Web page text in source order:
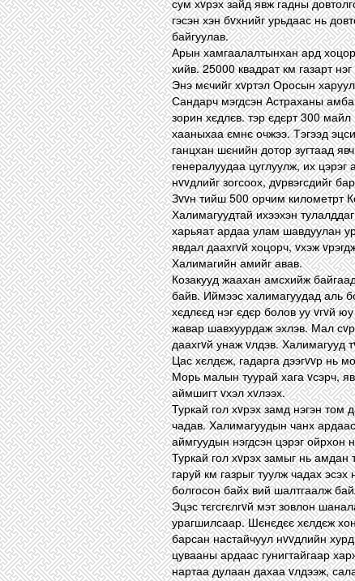
сум хvрэх зайд явж гадны
гэсэн хэн бvхнийг урьдаас нь
байгуулав.
Арын хамгаалалтынхан ард
хийв. 25000 квадрат км газарт
Энэ мєчийг хvртэл Оросын
Сандарч мэгдсэн Астраханы
зорин хєдлєв. тэр єдєрт 300
хааныхаа ємнє очжээ. Тэгээд
ганцхан шєнийн дотор зугтаад
генералуудаа цуглуулж, их
нvvдлийг зогсоох, дvрвэгсдийг
Зvvн тийш 500 орчим километрт
Халимагуудтай ихээхэн
харьяат ардаа улам шавдуулан
явдал даахгvй хоцорч, vхэж
Халимагийн амийг авав.
Козакууд жаахан амсхийж
байв. Иймээс халимагуудад аль
хєдлєєд нэг єдєр болов уу vгvй
жавар шавхуурдаж эхлэв. Мал
даахгvй унаж vлдэв. Халимагууд
Цас хєлдєж, гадарга дээгvvр нь
Морь малын туурай хага vсэрч,
аймшигт vхэл хvлээх.
Туркай гол хvрэх замд нэгэн том
чадав. Халимагуудын чанх
аймгуудын нэгдсэн цэрэг ойрхон
Туркай гол хvрэх замыг нь амдан
гаруй км газрыг туулж чадах
болгосон байх вий шалтгаалж
Эцэс тєгсгєлгvй мэт зовлон
урагшилсаар. Шєнєдєє хєлдєж
барсан настайчуул нvvдлийн
цувааны ардаас гунигтайгаар
нартаа дулаан дахаа vлдээж,